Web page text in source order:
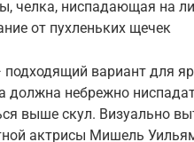
челка, ниспадающая на
от пухленьких щечек
вариант для
должна небрежно
выше скул. Визуально
актрисы Мишель